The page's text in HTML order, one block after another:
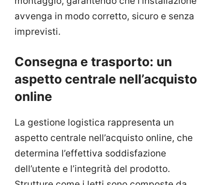
avvenga in modo corretto, sicuro e senza
imprevisti.
Consegna e trasporto: un
aspetto centrale nell’acquisto
online
La gestione logistica rappresenta un
aspetto centrale nell’acquisto online, che
determina l’effettiva soddisfazione
dell’utente e l’integrità del prodotto.